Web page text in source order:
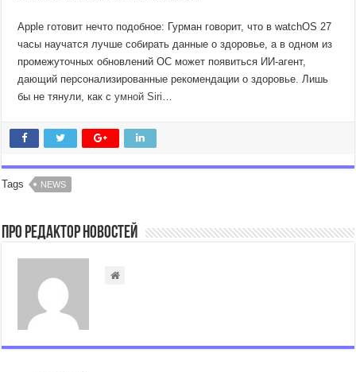
Apple готовит нечто подобное: Гурман говорит, что в watchOS 27
часы научатся лучше собирать данные о здоровье, а в одном из
промежуточных обновлений ОС может появиться ИИ-агент,
дающий персонализированные рекомендации о здоровье. Лишь
бы не тянули, как сумной Siri…
Tags NEWS
Про Редактор Новостей